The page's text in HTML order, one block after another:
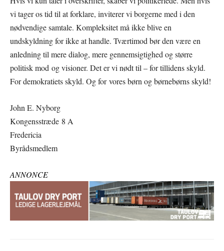
vi tager os tid til at forklare, inviterer vi borgerne med i den
nødvendige samtale. Kompleksitet må ikke blive en
undskyldning for ikke at handle. Tværtimod bør den være en
anledning til mere dialog, mere gennemsigtighed og større
politisk mod og visioner. Det er vi nødt til – for tillidens skyld.
For demokratiets skyld. Og for vores børn og børnebørns skyld!
John E. Nyborg
Kongensstræde 8 A
Fredericia
Byrådsmedlem
ANNONCE